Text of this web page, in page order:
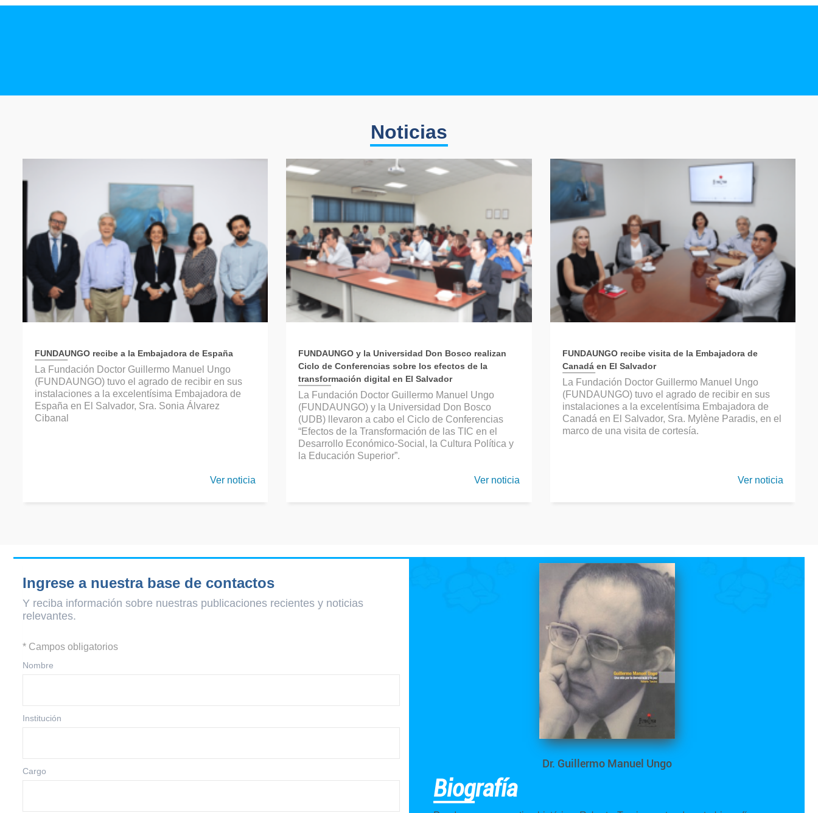
Noticias
FUNDAUNGO recibe a la Embajadora de España
La Fundación Doctor Guillermo Manuel Ungo
(FUNDAUNGO) tuvo el agrado de recibir en sus
instalaciones a la excelentísima Embajadora de
España en El Salvador, Sra. Sonia Álvarez
Cibanal
Ver noticia
FUNDAUNGO y la Universidad Don Bosco realizan
Ciclo de Conferencias sobre los efectos de la
transformación digital en El Salvador
La Fundación Doctor Guillermo Manuel Ungo
(FUNDAUNGO) y la Universidad Don Bosco
(UDB) llevaron a cabo el Ciclo de Conferencias
“Efectos de la Transformación de las TIC en el
Desarrollo Económico-Social, la Cultura Política y
la Educación Superior”.
Ver noticia
FUNDAUNGO recibe visita de la Embajadora de
Canadá en El Salvador
La Fundación Doctor Guillermo Manuel Ungo
(FUNDAUNGO) tuvo el agrado de recibir en sus
instalaciones a la excelentísima Embajadora de
Canadá en El Salvador, Sra. Mylène Paradis, en el
marco de una visita de cortesía.
Ver noticia
Ingrese a nuestra base de contactos
Y reciba información sobre nuestras publicaciones recientes y noticias
relevantes.
* Campos obligatorios
Nombre
Institución
Cargo
Dr. Guillermo Manuel Ungo
Biografía